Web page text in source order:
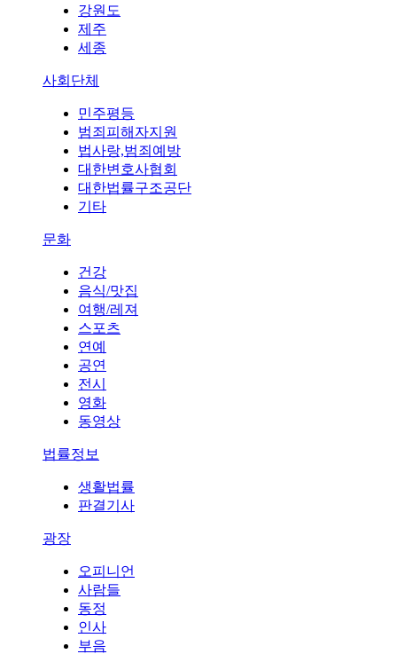
강원도
제주
세종
사회단체
민주평등
범죄피해자지원
법사랑,범죄예방
대한변호사협회
대한법률구조공단
기타
문화
건강
음식/맛집
여행/레져
스포츠
연예
공연
전시
영화
동영상
법률정보
생활법률
판결기사
광장
오피니언
사람들
동정
인사
부음